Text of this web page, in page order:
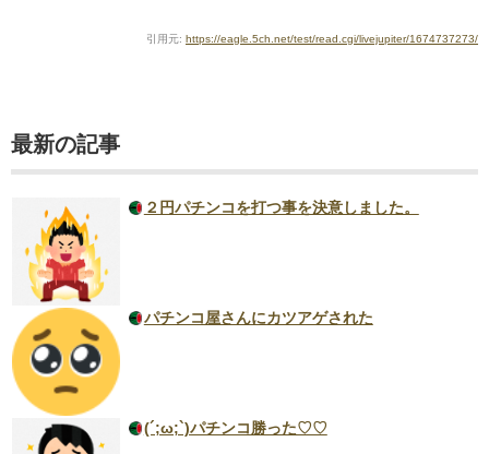
引用元: https://eagle.5ch.net/test/read.cgi/livejupiter/1674737273/
最新の記事
２円パチンコを打つ事を決意しました。
パチンコ屋さんにカツアゲされた
(´;ω;`)パチンコ勝った♡♡